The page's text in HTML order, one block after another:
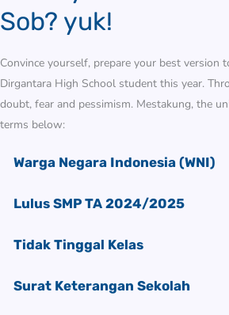
Sob? yuk!
Convince yourself, prepare your best version
Dirgantara High School student this year.
doubt, fear and pessimism. Mestakung, the
terms below:
Warga Negara Indonesia (WNI)
Lulus SMP TA 2024/2025
Tidak Tinggal Kelas
Surat Keterangan Sekolah